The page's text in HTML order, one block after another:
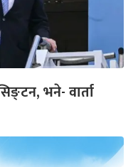
भने- वार्ता